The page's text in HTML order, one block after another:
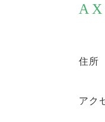
住所
アク